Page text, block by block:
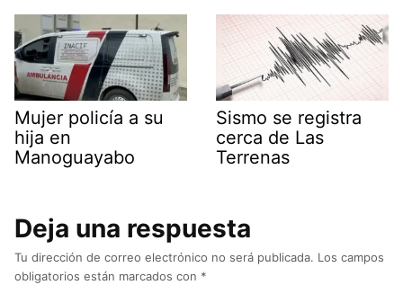
Mujer policía a su
hija en
Manoguayabo
Sismo se registra
cerca de Las
Terrenas
Deja una respuesta
Tu dirección de correo electrónico no será publicada. Los campos
obligatorios están marcados con *